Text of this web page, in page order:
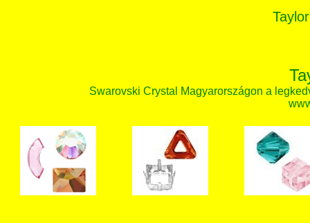
Swarovski Crystal Magyarországon a